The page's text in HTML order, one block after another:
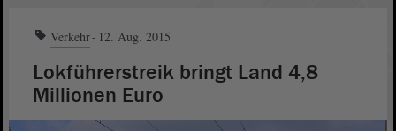
Verkehr 12. Aug. 2015
Lokführerstreik bringt Land 4,8
Millionen Euro